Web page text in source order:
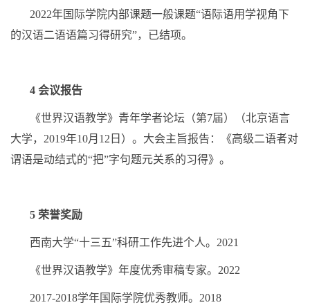
2022年国际学院内部课题一般课题“语际语用学视角下
的汉语二语语篇习得研究”，已结项。
4 会议报告
《世界汉语教学》青年学者论坛（第7届）（北京语言
大学， 2019年10月 12 日）。大会主旨报告：《高级二语者对
谓语是动结式的“把”字句题元关系的习得》。
5 荣誉奖励
西南大学“十三五”科研工作先进个人。 2021
《世界汉语教学》年度优秀审稿专家。 2022
2017-2018学年国际学院优秀教师。 2018